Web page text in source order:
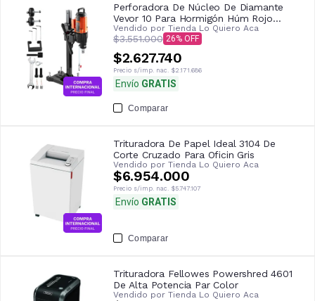
Perforadora De Núcleo De Diamante
Vevor 10 Para Hormigón Húm Rojo
Forma De La Perforación
Vendido por Tienda Lo Quiero Aca
$3.551.000 26
$2.627.740
Precio s/imp. nac. $2.171.686
Envío GRATIS
Comparar
Trituradora De Papel Ideal 3104 De
Corte Cruzado Para Oficin Gris
Vendido por Tienda Lo Quiero Aca
$6.954.000
Precio s/imp. nac. $5.747.107
Envío GRATIS
Comparar
Trituradora Fellowes Powershred 4601
De Alta Potencia Par Color
Vendido por Tienda Lo Quiero Aca